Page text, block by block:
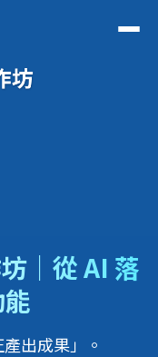
｜從 AI 落
出成果」。